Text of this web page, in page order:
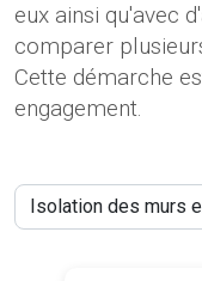
eux ainsi qu'avec
comparer
Cette démarche
engagement.